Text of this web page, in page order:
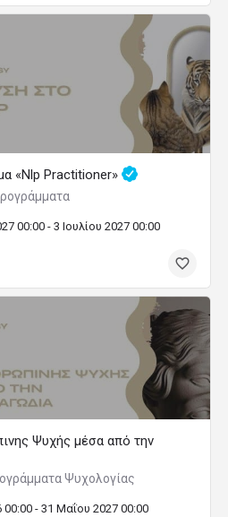
«Nlp Practitioner»
00:00 - 3 Ιουλίου 2027 00:00
Ψυχής μέσα από την
Ψυχολογίας
- 31 Μαΐου 2027 00:00